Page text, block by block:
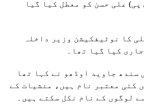
علی حسن کو معطل کیا گیا
کا نوٹیفکیشن وزیر داخلہ
کیا گیا تھا۔
سندھ جاوید اوڈھو نے کہا تھا
کئی معتبر نام ہیں، منشیات کے
لوگوں کے نام نکل سکتے ہیں۔